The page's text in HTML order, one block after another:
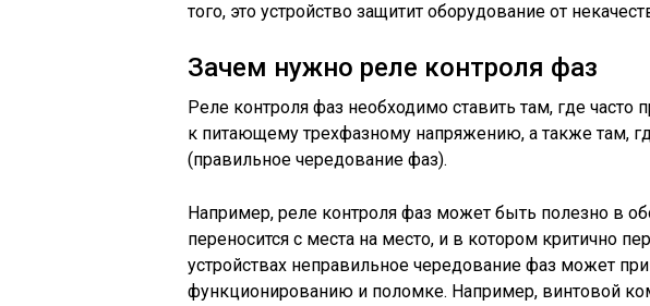
того, это устройство защитит оборудование от
Зачем нужно реле контроля фаз
Реле контроля фаз необходимо ставить там, где часто
к питающему трехфазному напряжению, а также там,
(правильное чередование фаз).
Например, реле контроля фаз может быть полезно в
переносится с места на место, и в котором критично
устройствах неправильное чередование фаз может
функционированию и поломке. Например, винтовой